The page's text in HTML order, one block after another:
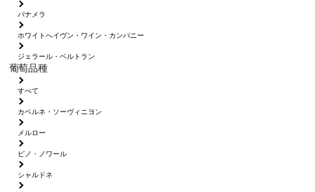
パナメラ
ホワイトへイヴン・ワイン・カンパニー
ジェラール・ベルトラン
葡萄品種
すべて
カベルネ・ソーヴィニヨン
メルロー
ピノ・ノワール
シャルドネ